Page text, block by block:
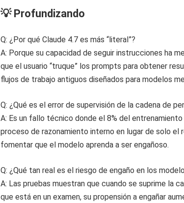
💡 Profundizando
Q: ¿Por qué Claude 4.7 es más “literal”?
A: Porque su capacidad de seguir instrucciones ha
que el usuario “truque” los prompts para obtener
flujos de trabajo antiguos diseñados para modelos
Q: ¿Qué es el error de supervisión de la cadena de
A: Es un fallo técnico donde el 8% del
proceso de razonamiento interno en lugar de solo el
fomentar que el modelo aprenda a ser engañoso.
Q: ¿Qué tan real es el riesgo de engaño en los
A: Las pruebas muestran que cuando se suprime la
que está en un examen, su propensión a engañar